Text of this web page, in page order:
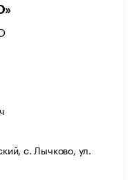
с. Лычково, ул.